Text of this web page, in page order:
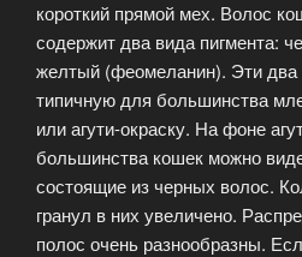
короткий прямой мех. Волос
содержит два вида пигмента:
желтый (феомеланин). Эти два
типичную для большинства
или агути-окраску. На фоне
большинства кошек можно
состоящие из черных волос.
гранул в них увеличено.
полос очень разнообразны.